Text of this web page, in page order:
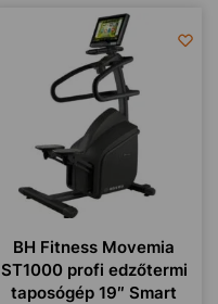
BH Fitness Movemia
ST1000 profi edzőtermi
taposógép 19″ Smart